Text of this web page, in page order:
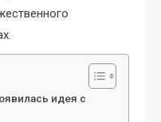
идея с